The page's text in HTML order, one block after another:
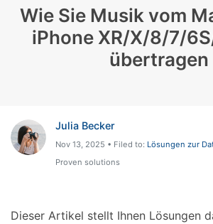
Dienstprogramme
Überblick
Lösungen
Über uns
Support
Alles-in-einem-Toolkit
Weitere Tools und Apps
Lösungen
Entdecken Sie weitere Dr.Fone-
Lernen und Unterstützung
Hilfe und Unterstützung erhalten
DOWNLOAD
Wie Sie Musik vom
iPhone XR/X/8/7/
übertragen
Julia Becker
Nov 13, 2025 • Filed to: Lösungen zur
Proven solutions
Dieser Artikel stellt Ihnen Lösungen